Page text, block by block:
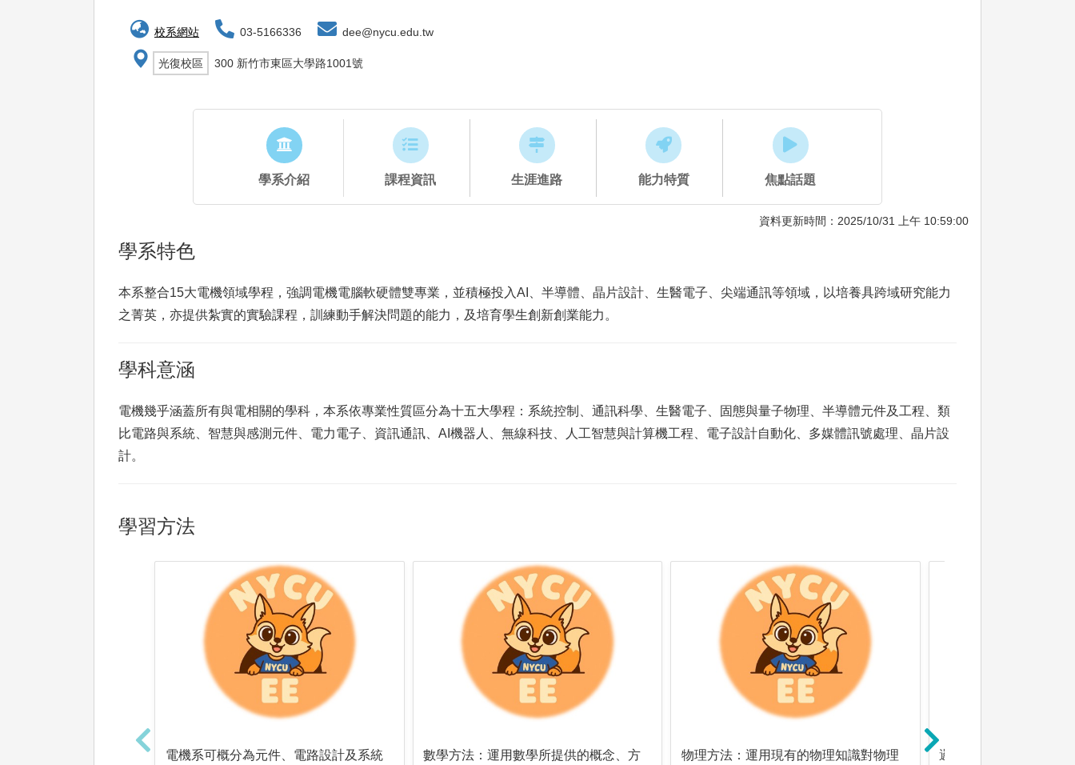
校系網站 03-5166336 dee@nycu.edu.tw
光復校區 300 新竹市東區大學路1001號
學系介紹 課程資訊 生涯進路 能力特質 焦點話題
資料更新時間：2025/10/31 上午 10:59:00
學系特色
本系整合15大電機領域學程，強調電機電腦軟硬體雙專業，並積極投入AI、半導體、晶片設計、生醫電子、尖端通訊等領域，以培養具跨域研究能力
之菁英，亦提供紮實的實驗課程，訓練動手解決問題的能力，及培育學生創新創業能力。
學科意涵
電機幾乎涵蓋所有與電相關的學科，本系依專業性質區分為十五大學程：系統控制、通訊科學、生醫電子、固態與量子物理、半導體元件及工程、類
比電路與系統、智慧與感測元件、電力電子、資訊通訊、AI機器人、無線科技、人工智慧與計算機工程、電子設計自動化、多媒體訊號處理、晶片設
計。
學習方法
電機系可概分為元件、電路設計及系統
數學方法：運用數學所提供的概念、方
物理方法：運用現有的物理知識對物理
邏輯分析：透過有條理